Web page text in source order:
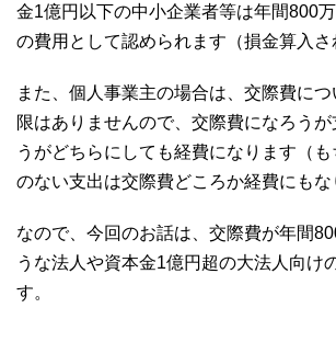
金1億円以下の中小企業者等は年間800
の費用として認められます（損金算入さ
また、個人事業主の場合は、交際費につ
限はありませんので、交際費になろう
うがどちらにしても経費になります（
のない支出は交際費どころか経費にもな
なので、今回のお話は、交際費が年間
うな法人や資本金1億円超の大法人向け
す。